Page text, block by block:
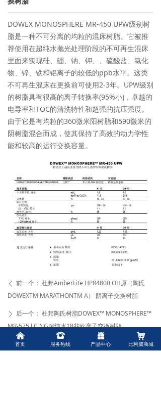
→ 水泵/计量泵
→ 板式换热器
→ PE水箱及配件
→ 水处理药剂
新闻资讯
→ 行业新闻
→ 常见问题
联系我们
DOWEX MONOSPHERE MR-450 UPW级别树
脂是一种不可分离的均粒的混床树脂。它被推
荐使用在超纯水抛光处理阶段的不可再生混床
里面来实现硅、硼、钠、钾、、硫酸盐、氯化
物、锌、铁和铝离子的较低的ppb水平。这类
不可再生混床在更换前可使用2-3年。UPW级别
的树脂具有很高的离子转换率(95%小)，卓越的
电导率和TOC的清洗特性和超强的抗压强度。
由于它是有均粒的360微米阳树脂和590微米的
阴树脂混合而成，使其保持了高效的动力学性
能和较高的运行交换容量。
ꄲ 后一个： 杜邦陶氏树脂DOWEX™ MONOSPHERE™
MR-575 LC NG超纯水18兆欧离子交换树脂
ꄴ 前一个： 杜邦AmberLite HPR4800 OH原（陶氏
DOWEXTM MARATHONTM A） 阴离子交换树脂
낀
首页
뀰
服务热线
끣
产品中心
낙
比利威商城